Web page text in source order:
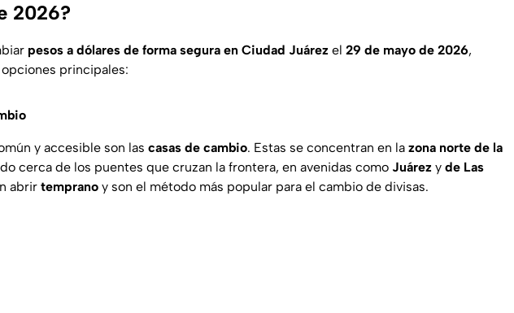
2026?
pesos a dólares de forma segura en Ciudad Juárez el 29 de mayo de 2026,
principales:
y accesible son las casas de cambio. Estas se concentran en la zona norte de la
cerca de los puentes que cruzan la frontera, en avenidas como Juárez y de Las
abrir temprano y son el método más popular para el cambio de divisas.